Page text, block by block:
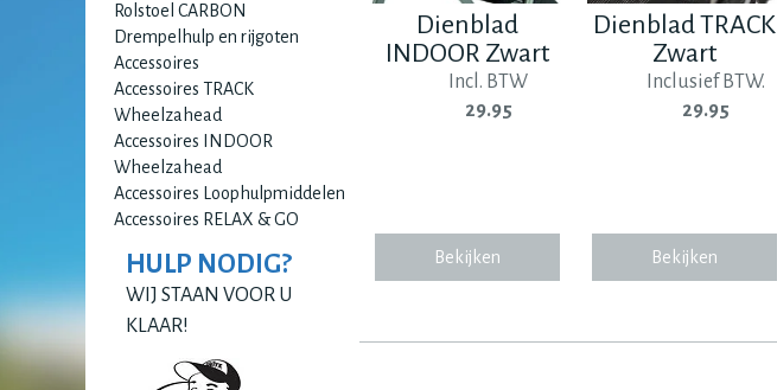
Rolstoel CARBON
Drempelhulp en rijgoten
Accessoires
Accessoires TRACK
Wheelzahead
Accessoires INDOOR
Wheelzahead
Accessoires Loophulpmiddelen
Accessoires RELAX & GO
HULP NODIG?
WIJ STAAN VOOR U
KLAAR!
Dienblad
INDOOR Zwart
Incl. BTW
29.95
Bekijken
Dienblad TRACK
Zwart
Inclusief BTW.
29.95
Bekijken